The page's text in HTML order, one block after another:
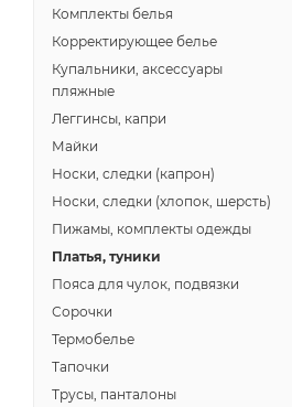
Комплекты белья
Корректирующее белье
Купальники, аксессуары
пляжные
Леггинсы, капри
Майки
Носки, следки (капрон)
Носки, следки (хлопок, шерсть)
Пижамы, комплекты одежды
Платья, туники
Пояса для чулок, подвязки
Сорочки
Термобелье
Тапочки
Трусы, панталоны